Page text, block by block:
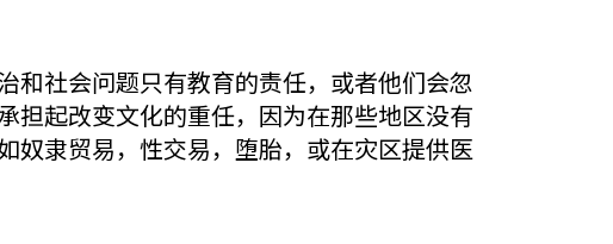
和社会问题只有教育的责任，或者他们会忽
担起改变文化的重任，因为在那些地区没有
奴隶贸易，性交易，堕胎，或在灾区提供医